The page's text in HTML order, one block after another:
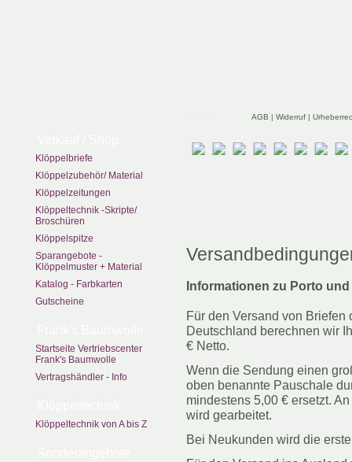
AGB | Widerruf |
Klöppelbriefe
Klöppelzubehör/ Material
Klöppelzeitungen
Klöppeltechnik -Skripte/
Broschüren
Klöppelspitze
Sparangebote -
Klöppelmuster + Material
Katalog - Farbkarten
Gutscheine
Startseite Vertriebscenter
Frank's Baumwolle
Vertragshändler - Info
Klöppeltechnik von A bis Z
Informationen zu Porto
Für den Versand von
Deutschland berechnen wir
€ Netto.
Wenn die Sendung einen
oben benannte Pauschale
mindestens 5,00 € ersetzt.
wird gearbeitet.
Bei Neukunden wird die